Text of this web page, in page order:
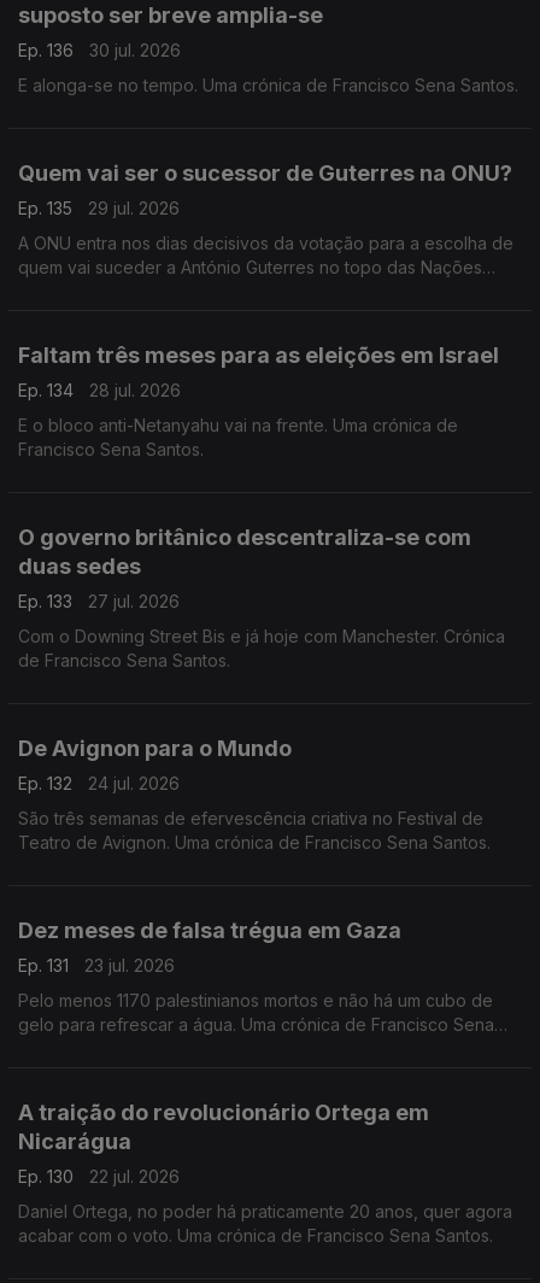
suposto ser breve amplia-se
Ep. 136
30 jul. 2026
E alonga-se no tempo. Uma crónica de Francisco Sena Santos.
Quem vai ser o sucessor de Guterres na ONU?
Ep. 135
29 jul. 2026
A ONU entra nos dias decisivos da votação para a escolha de
quem vai suceder a António Guterres no topo das Nações
Faltam três meses para as eleições em Israel
Ep. 134
28 jul. 2026
E o bloco anti-Netanyahu vai na frente. Uma crónica de
Francisco Sena Santos.
O governo britânico descentraliza-se com
duas sedes
Ep. 133
27 jul. 2026
Com o Downing Street Bis e já hoje com Manchester. Crónica
de Francisco Sena Santos.
De Avignon para o Mundo
Ep. 132
24 jul. 2026
São três semanas de efervescência criativa no Festival de
Teatro de Avignon. Uma crónica de Francisco Sena Santos.
Dez meses de falsa trégua em Gaza
Ep. 131
23 jul. 2026
Pelo menos 1170 palestinianos mortos e não há um cubo de
gelo para refrescar a água. Uma crónica de Francisco Sena
A traição do revolucionário Ortega em
Nicarágua
Ep. 130
22 jul. 2026
Daniel Ortega, no poder há praticamente 20 anos, quer agora
acabar com o voto. Uma crónica de Francisco Sena Santos.